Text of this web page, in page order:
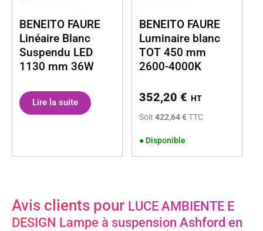
BENEITO FAURE
Linéaire Blanc
Suspendu LED
1130 mm 36W
Lire la suite
BENEITO FAURE
Luminaire blanc
TOT 450 mm
2600-4000K
352,20 € HT
Soit 422,64 €TTC
● Disponible
Avis clients pour LUCE AMBIENTE E
DESIGN Lampe à suspension Ashford en